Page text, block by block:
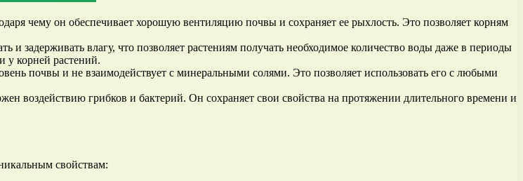
чему он обеспечивает хорошую вентиляцию почвы и сохраняет ее рыхлость. Это позволяет корням
и задерживать влагу, что позволяет растениям получать необходимое количество воды даже в периоды
у корней растений.
почвы и не взаимодействует с минеральными солями. Это позволяет использовать его с любыми
воздействию грибков и бактерий. Он сохраняет свои свойства на протяжении длительного времени и
свойствам: